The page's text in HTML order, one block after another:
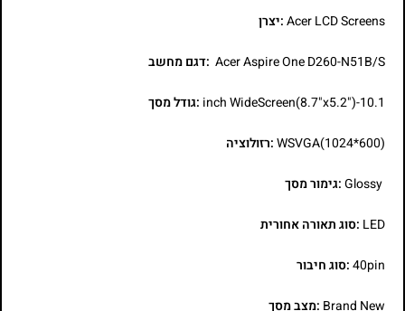
Acer LCD Screens:יצרן
Acer Aspire One D260-N51B/S :דגם מחשב
10.1-inch WideScreen(8.7"x5.2") :גודל מסך
WSVGA(1024*600):רזולוציה
Glossy:גימור מסך
LED :סוג תאורה אחורית
40pin:סוג חיבור
Brand New :מצב מסך